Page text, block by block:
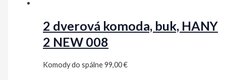
2 dverová komoda, buk, HANY
2 NEW 008
Komody do spálne99,00€